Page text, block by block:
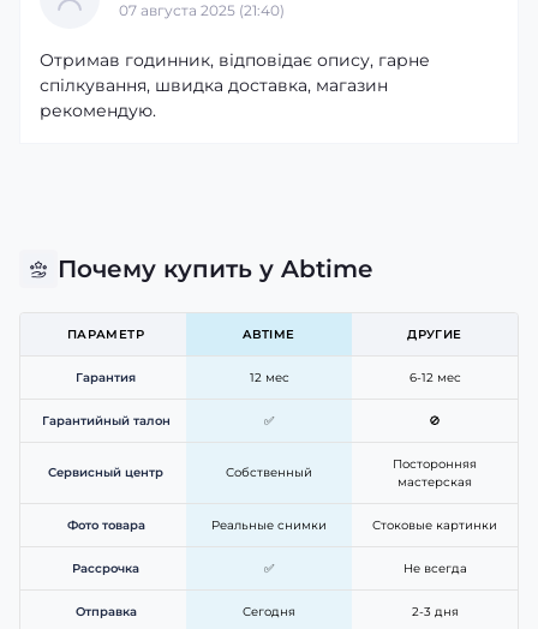
07 августа 2025 (21:40)
Отримав годинник, відповідає опису, гарне
спілкування, швидка доставка, магазин
рекомендую.
Почему купить у Abtime
ПАРАМЕТР ABTIME ДРУГИЕ
Гарантия 12 мес 6-12 мес
Гарантийный талон ✅ 🚫
Сервисный центр Собственный
Посторонняя
мастерская
Фото товара Реальные снимки Стоковые картинки
Рассрочка ✅ Не всегда
Отправка Сегодня 2-3 дня